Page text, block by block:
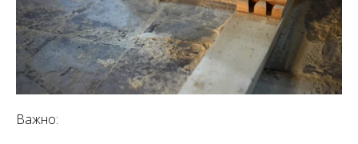
Важно: